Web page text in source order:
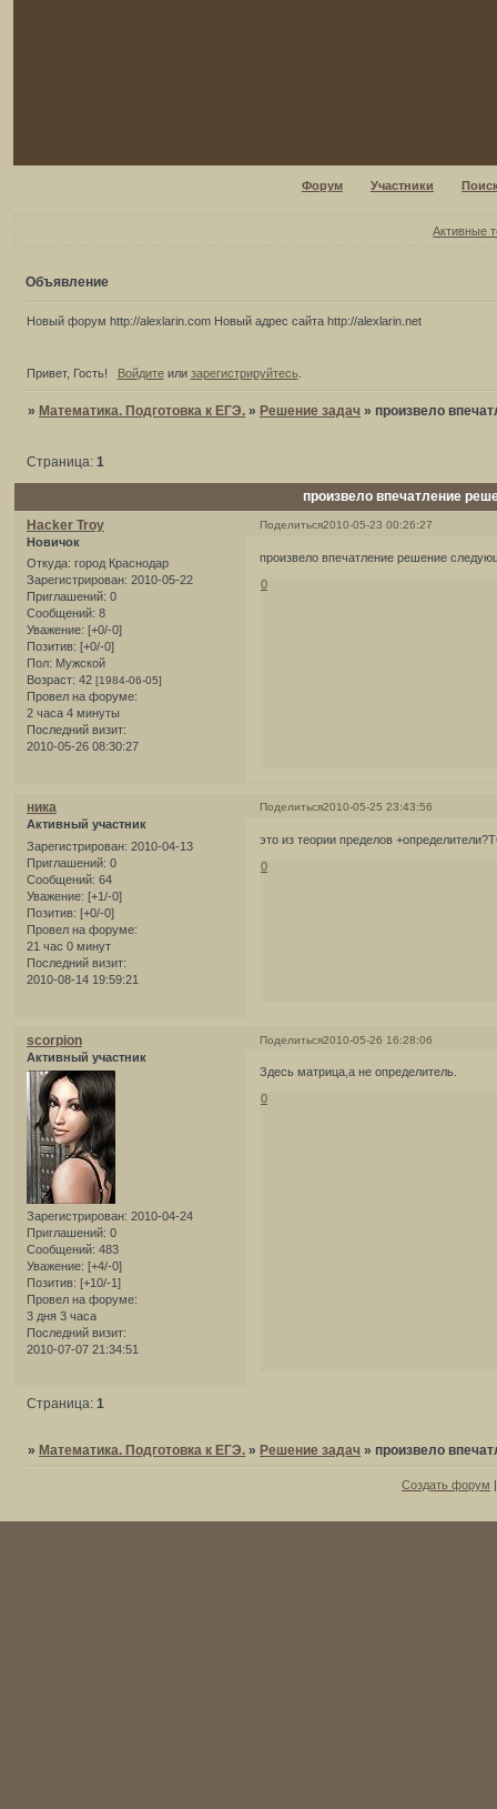
Форум Участники
Активные
Объявление
Новый форум http://alexlarin.com Новый адрес сайта http://alexlarin.net
Привет, Гость! Войдитеили зарегистрируйтесь.
»Математика. Подготовка к ЕГЭ. »Решение задач » произвело
произвело впечатление
Страница: 1
Поделиться2010-05-23 00:26:27
Hacker Troy
Новичок
Откуда: город Краснодар
Зарегистрирован: 2010-05-22
Приглашений: 0
Сообщений: 8
Уважение: [+0/-0]
Позитив: [+0/-0]
Пол: Мужской
Возраст: 42 [1984-06-05]
Провел на форуме:
2 часа 4 минуты
Последний визит:
2010-05-26 08:30:27
произвело впечатление решение
0
Поделиться2010-05-25 23:43:56
ника
Активный участник
Зарегистрирован: 2010-04-13
Приглашений: 0
Сообщений: 64
Уважение: [+1/-0]
Позитив: [+0/-0]
Провел на форуме:
21 час 0 минут
Последний визит:
2010-08-14 19:59:21
это из теории пределов
0
Поделиться2010-05-26 16:28:06
scorpion
Активный участник
Зарегистрирован: 2010-04-24
Приглашений: 0
Сообщений: 483
Уважение: [+4/-0]
Позитив: [+10/-1]
Провел на форуме:
3 дня 3 часа
Последний визит:
2010-07-07 21:34:51
Здесь матрица,а не определитель.
0
Страница: 1
»Математика. Подготовка к ЕГЭ. »Решение задач » произвело
Создать форум